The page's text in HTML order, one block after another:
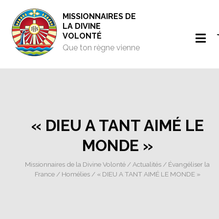
MISSIONNAIRES DE
LA DIVINE
VOLONTÉ
Que ton règne vienne
« DIEU A TANT AIMÉ LE
MONDE »
Missionnaires de la Divine Volonté / Actualités / Évangéliser la
France/ Homélies/ « DIEU A TANT AIMÉ LE MONDE »